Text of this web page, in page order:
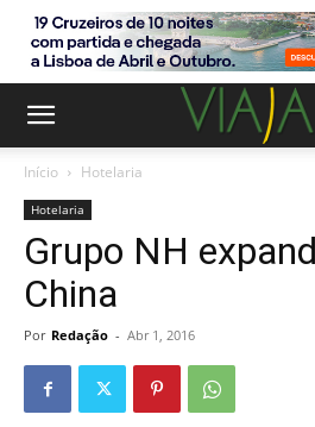
Início Hotelaria
Hotelaria
Grupo NH
China
Por Redação - Abr 1, 2016